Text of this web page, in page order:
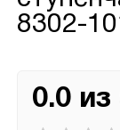
8302-
0.0 из